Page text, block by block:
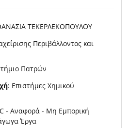
ΤΕΚΕΡΛΕΚΟΠΟΥΛΟΥ
Περιβάλλοντος και
Πατρών
: Επιστήμες Χημικού
- Αναφορά - Μη Εμπορική
Έργα